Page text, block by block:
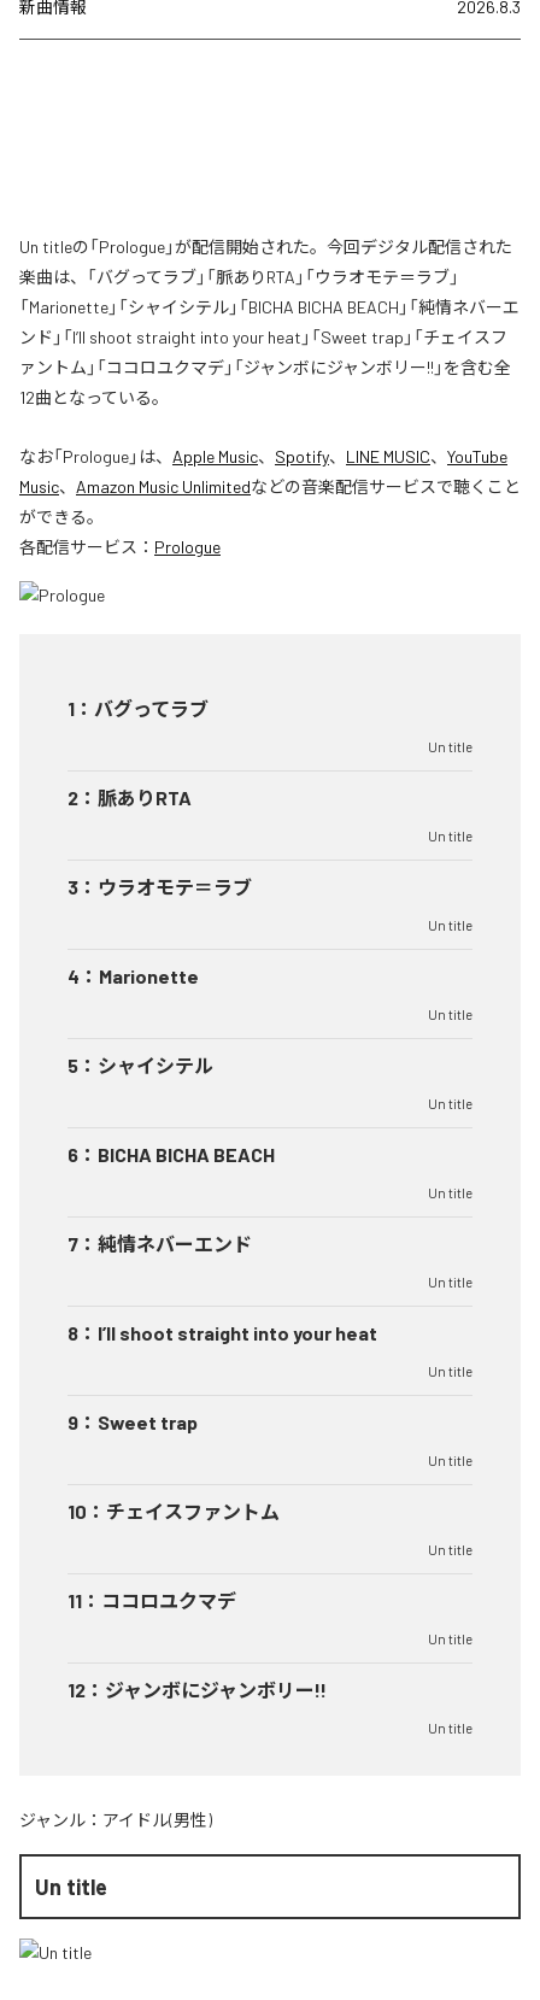
新曲情報 2026.8.3
Un titleの「Prologue」が配信開始された。今回デジタル配信された
楽曲は、「バグってラブ」「脈ありRTA」「ウラオモテ＝ラブ」
「Marionette」「シャイシテル」「BICHA BICHA BEACH」「純情ネバーエ
ンド」「I’ll shoot straight into your heat」「Sweet trap」「チェイスフ
ァントム」「ココロユクマデ」「ジャンボにジャンボリー!!」を含む全
12曲となっている。
なお「Prologue」は、 Apple Music、 Spotify、 LINE MUSIC、 YouTube
Music、 Amazon Music Unlimitedなどの音楽配信サービスで聴くこと
ができる。
各配信サービス： Prologue
1 ： バグってラブ
Un title
2 ： 脈ありRTA
Un title
3 ： ウラオモテ＝ラブ
Un title
4 ： Marionette
Un title
5 ： シャイシテル
Un title
6 ： BICHA BICHA BEACH
Un title
7 ： 純情ネバーエンド
Un title
8 ： I’ll shoot straight into your heat
Un title
9 ： Sweet trap
Un title
10 ： チェイスファントム
Un title
11 ： ココロユクマデ
Un title
12 ： ジャンボにジャンボリー!!
Un title
ジャンル： アイドル(男性)
Un title